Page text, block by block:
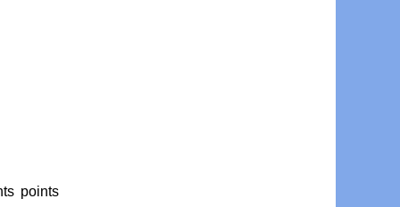
points